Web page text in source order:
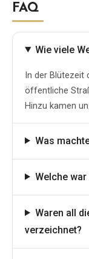
FAQ
Wie viele
In der Blütezeit
öffentliche
Hinzu kamen
Was
Welche
Waren all
verzeichnet?